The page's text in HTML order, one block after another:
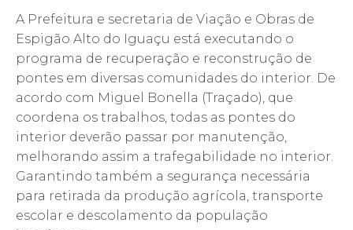
A Prefeitura e secretaria de Viação e Obras de
Espigão Alto do Iguaçu está executando o
programa de recuperação e reconstrução de
pontes em diversas comunidades do interior. De
acordo com Miguel Bonella (Traçado), que
coordena os trabalhos, todas as pontes do
interior deverão passar por manutenção,
melhorando assim a trafegabilidade no interior.
Garantindo também a segurança necessária
para retirada da produção agrícola, transporte
escolar e descolamento da população